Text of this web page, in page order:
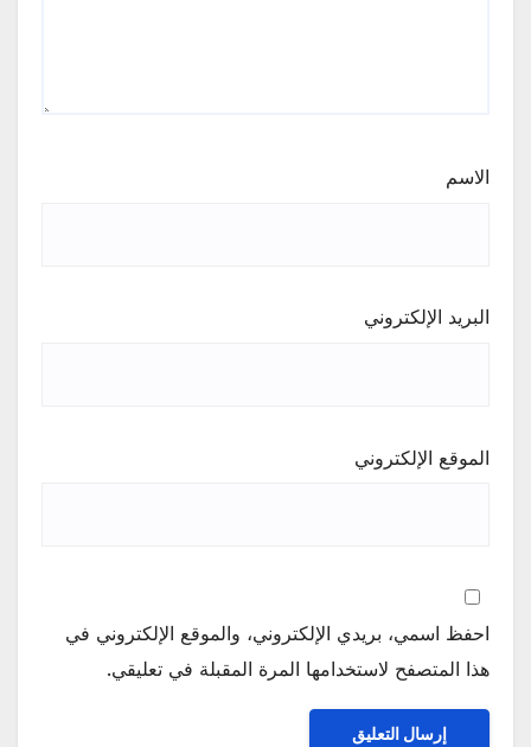
الاسم
البريد الإلكتروني
الموقع الإلكتروني
احفظ اسمي، بريدي الإلكتروني، والموقع الإلكتروني في
هذا المتصفح لاستخدامها المرة المقبلة في تعليقي.